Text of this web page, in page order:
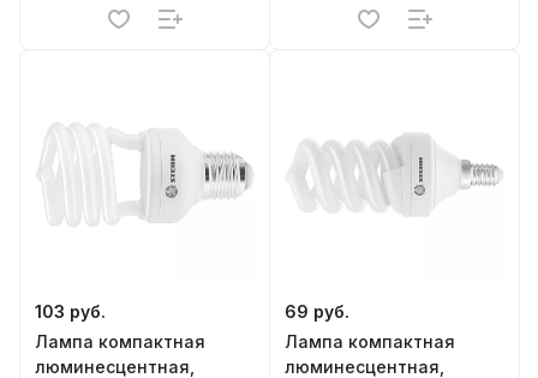
103 руб.
Лампа компактная
люминесцентная,
69 руб.
Лампа компактная
люминесцентная,